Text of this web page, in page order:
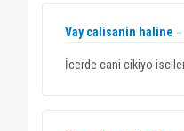
Vay calisanin haline
İcerde cani cikiyo